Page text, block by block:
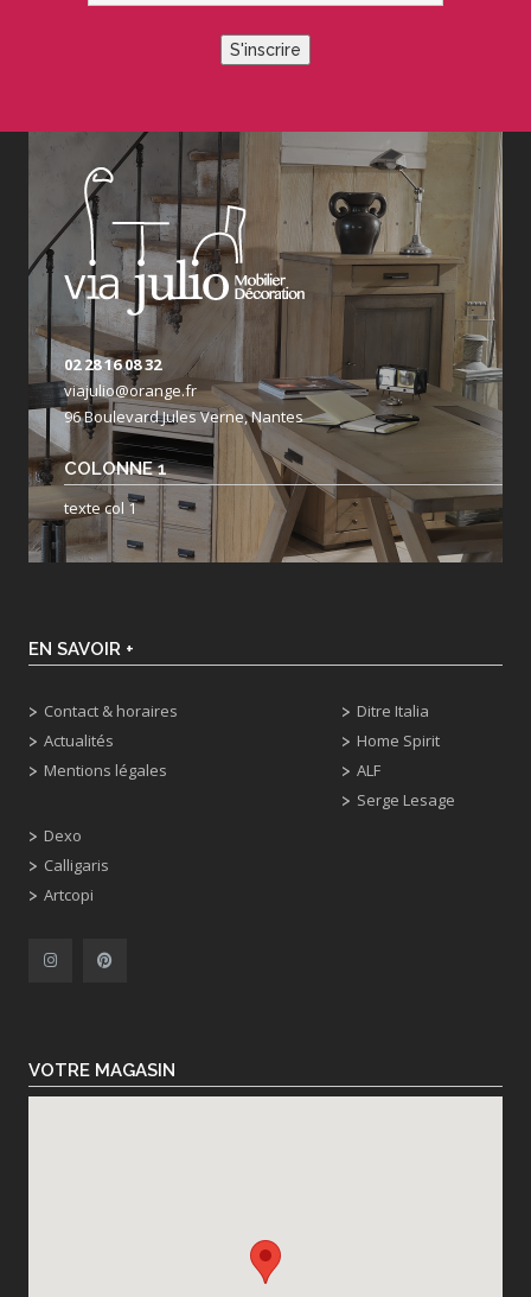
S'inscrire
02 28 16 08 32
viajulio@orange.fr
96 Boulevard Jules Verne, Nantes
COLONNE 1
texte col 1
EN SAVOIR +
Contact & horaires
Actualités
Mentions légales
Dexo
Calligaris
Artcopi
Ditre Italia
Home Spirit
ALF
Serge Lesage
VOTRE MAGASIN